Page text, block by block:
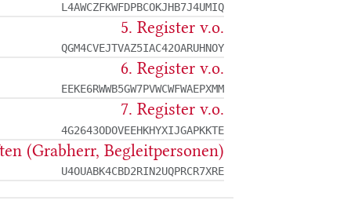
L4AWCZFKWFDPBCOKJHB7J4UMIQ
5. Register v.o.
QGM4CVEJTVAZ5IAC42OARUHNOY
6. Register v.o.
EEKE6RWWB5GW7PVWCWFWAEPXMM
7. Register v.o.
4G2643ODOVEEHKHYXIJGAPKKTE
(Grabherr, Begleitpersonen)
U4OUABK4CBD2RIN2UQPRCR7XRE